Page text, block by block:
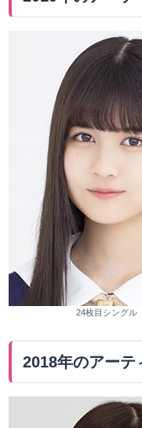
24枚目シングル
2018年のアーテ